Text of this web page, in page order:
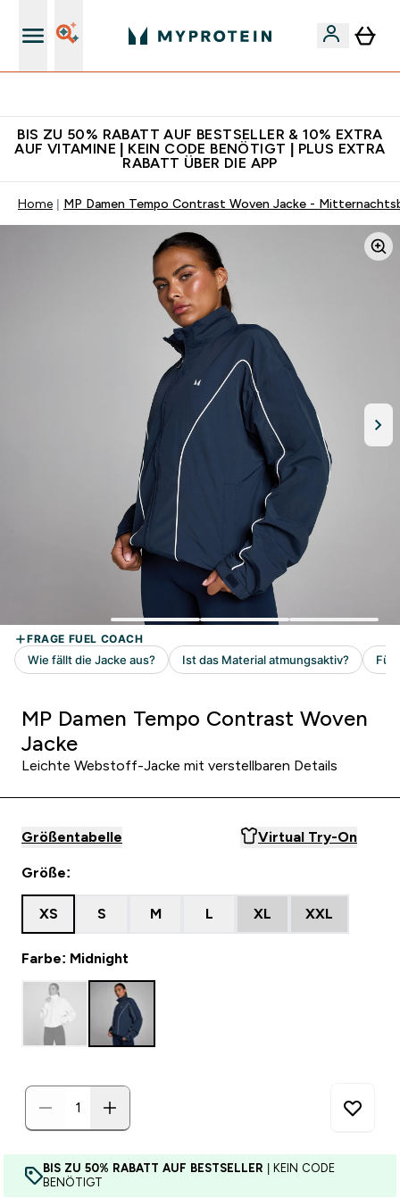
BIS ZU 50% RABATT AUF BESTSELLER & 10% EXTRA
AUF VITAMINE | KEIN CODE BENÖTIGT | PLUS EXTRA
RABATT ÜBER DIE APP
Home MP Damen Tempo Contrast Woven Jacke -
MP Damen Tempo Contrast Woven
Jacke
Leichte Webstoff-Jacke mit verstellbaren Details
Größentabelle Virtual Try-On
Größe:
XS S M L XL XXL
Farbe: Midnight
BIS ZU 50% RABATT AUF BESTSELLER | KEIN CODE
BENÖTIGT